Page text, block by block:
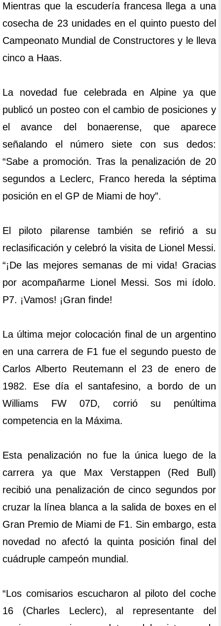
Mientras que la escudería francesa llega a una
cosecha de 23 unidades en el quinto puesto del
Campeonato Mundial de Constructores y le lleva
cinco a Haas.
La novedad fue celebrada en Alpine ya que
publicó un posteo con el cambio de posiciones y
el avance del bonaerense, que aparece
señalando el número siete con sus dedos:
“Sabe a promoción. Tras la penalización de 20
segundos a Leclerc, Franco hereda la séptima
posición en el GP de Miami de hoy”.
El piloto pilarense también se refirió a su
reclasificación y celebró la visita de Lionel Messi.
“¡De las mejores semanas de mi vida! Gracias
por acompañarme Lionel Messi. Sos mi ídolo.
P7. ¡Vamos! ¡Gran finde!
La última mejor colocación final de un argentino
en una carrera de F1 fue el segundo puesto de
Carlos Alberto Reutemann el 23 de enero de
1982. Ese día el santafesino, a bordo de un
Williams FW 07D, corrió su penúltima
competencia en la Máxima.
Esta penalización no fue la única luego de la
carrera ya que Max Verstappen (Red Bull)
recibió una penalización de cinco segundos por
cruzar la línea blanca a la salida de boxes en el
Gran Premio de Miami de F1. Sin embargo, esta
novedad no afectó la quinta posición final del
cuádruple campeón mundial.
“Los comisarios escucharon al piloto del coche
16 (Charles Leclerc), al representante del